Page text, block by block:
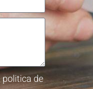
politica de